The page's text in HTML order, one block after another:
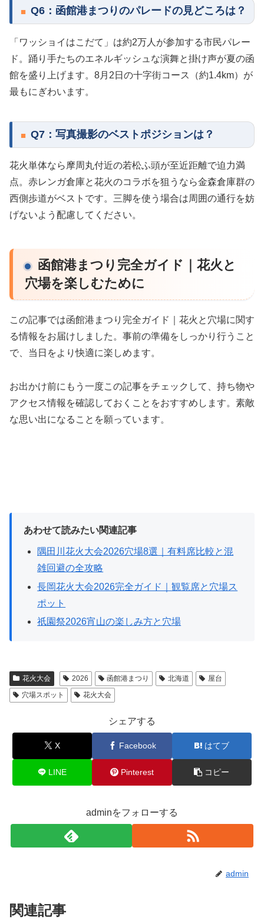
Q6：函館港まつりのパレードの見どころは？
「ワッショイはこだて」は約2万人が参加する市民パレー
ド。踊り手たちのエネルギッシュな演舞と掛け声が夏の函
館を盛り上げます。8月2日の十字街コース（約1.4km）が
最もにぎわいます。
Q7：写真撮影のベストポジションは？
花火単体なら摩周丸付近の若松ふ頭が至近距離で迫力満
点。赤レンガ倉庫と花火のコラボを狙うなら金森倉庫群の
西側歩道がベストです。三脚を使う場合は周囲の通行を妨
げないよう配慮してください。
函館港まつり完全ガイド｜花火と
穴場を楽しむために
この記事では函館港まつり完全ガイド｜花火と穴場に関す
る情報をお届けしました。事前の準備をしっかり行うこと
で、当日をより快適に楽しめます。
お出かけ前にもう一度この記事をチェックして、持ち物や
アクセス情報を確認しておくことをおすすめします。素敵
な思い出になることを願っています。
あわせて読みたい関連記事
隅田川花火大会2026穴場8選｜有料席比較と混
雑回避の全攻略
長岡花火大会2026完全ガイド｜観覧席と穴場ス
ポット
祇園祭2026宵山の楽しみ方と穴場
花火大会 2026 函館港まつり 北海道
屋台
穴場スポット
花火大会
シェアする
X Facebook はてブ
LINE Pinterest コピー
adminをフォローする
admin
関連記事